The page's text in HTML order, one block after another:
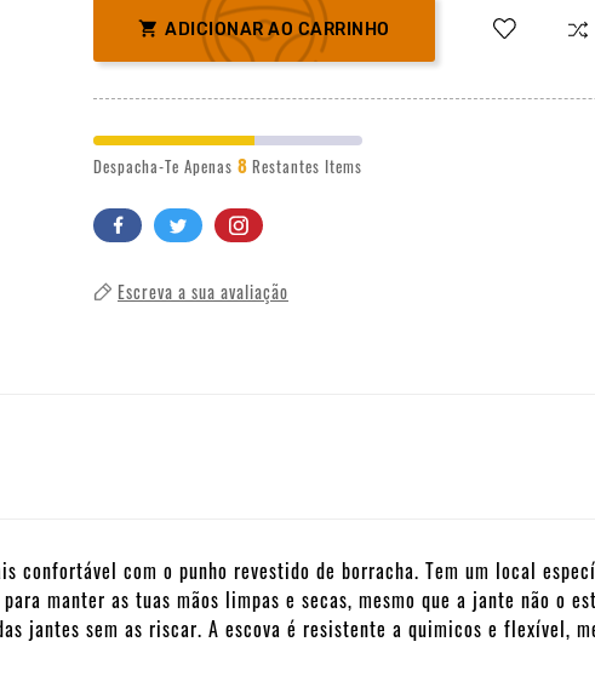
 ADICIONAR AO CARRINHO
Despacha-Te Apenas 8 Restantes Items
Escreva a sua avaliação
confortável com o punho revestido de borracha. Tem um local
manter as tuas mãos limpas e secas, mesmo que a jante não o
jantes sem as riscar. A escova é resistente a quimicos e flexível,